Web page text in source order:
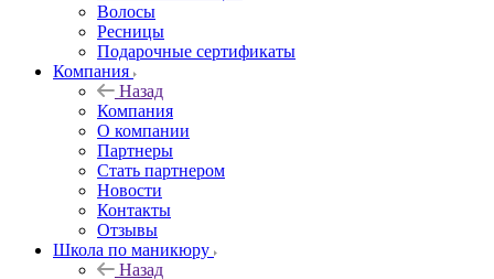
Волосы
Ресницы
Подарочные сертификаты
Компания
Назад
Компания
О компании
Партнеры
Стать партнером
Новости
Контакты
Отзывы
Школа по маникюру
Назад